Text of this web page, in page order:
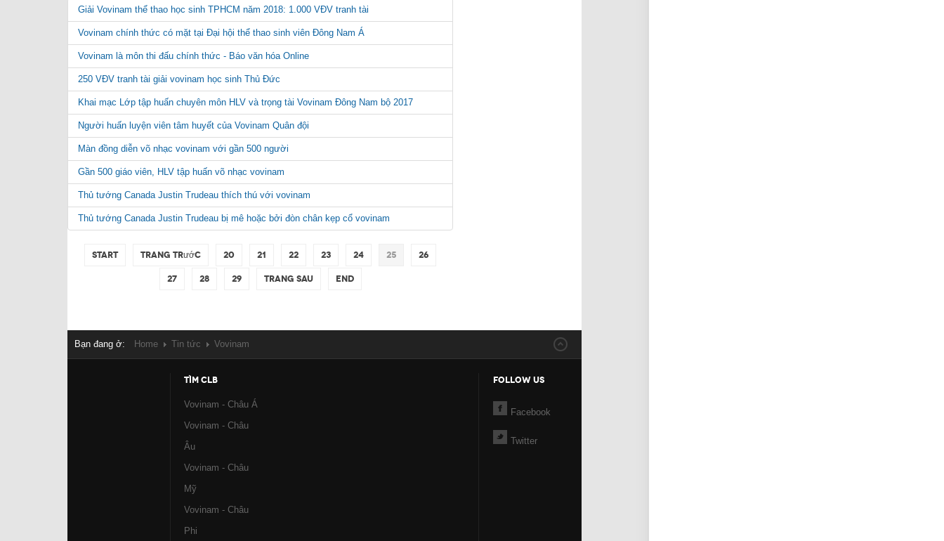
Giải Vovinam thể thao học sinh TPHCM năm 2018: 1.000 VĐV tranh tài
Vovinam chính thức có mặt tại Đại hội thể thao sinh viên Đông Nam Á
Vovinam là môn thi đấu chính thức - Báo văn hóa Online
250 VĐV tranh tài giải vovinam học sinh Thủ Đức
Khai mạc Lớp tập huấn chuyên môn HLV và trọng tài Vovinam Đông Nam bộ 2017
Người huấn luyện viên tâm huyết của Vovinam Quân đội
Màn đồng diễn võ nhạc vovinam với gần 500 người
Gần 500 giáo viên, HLV tập huấn võ nhạc vovinam
Thủ tướng Canada Justin Trudeau thích thú với vovinam
Thủ tướng Canada Justin Trudeau bị mê hoặc bởi đòn chân kẹp cổ vovinam
Start Trang trước 20 21 22 23 24 25 26
27 28 29 Trang sau End
Bạn đang ở: Home Tin tức Vovinam
TÌM CLB
Vovinam - Châu Á
Vovinam - Châu
Âu
Vovinam - Châu
Mỹ
Vovinam - Châu
Phi
FOLLOW US
Facebook
Twitter